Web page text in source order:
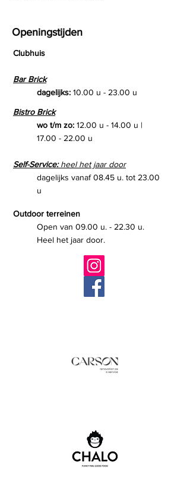
Openingstijden
Clubhuis
Bar Brick
dagelijks: 10.00 u - 23.00 u
Bistro Brick
wo t/m zo: 12.00 u - 14.00 u |
17.00 - 22.00 u
Self-Service:heel het jaar door
dagelijks vanaf 08.45 u. tot 23.00
u
Outdoor terreinen
Open van 09.00 u. - 22.30 u.
Heel het jaar door.